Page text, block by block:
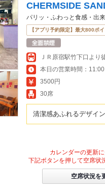
CHERMSIDE
パリッ・ふわっと食感・出
【アプリ予約限定】最大800ポ
本日の営業時間：
3500円
30席
清潔感あふれるデザイ
カレンダーの更新に
下記ボタンを押して空席状
空席状況を